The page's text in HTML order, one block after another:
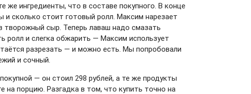
же ингредиенты, что в составе покупного. В конце
сколько стоит готовый ролл. Максим нарезает
творожный сыр. Теперь лаваш надо смазать
ролл и слегка обжарить — Максим использует
разрезать — и можно есть. Мы попробовали
и сочный.
— он стоил 298 рублей, а те же продукты
на порцию. Разгадка в том, что купить точно на